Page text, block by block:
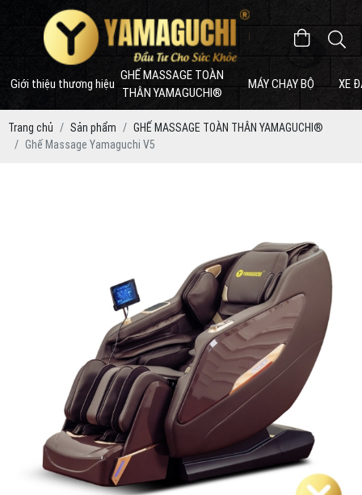
Giới thiệu thương hiệu
GHẾ MASSAGE TOÀN
THÂN YAMAGUCHI®
MÁY CHẠY BỘ XE
Trang chủ Sản phẩm
GHẾ MASSAGE TOÀN THÂN YAMAGUCHI®
Ghế Massage Yamaguchi V5